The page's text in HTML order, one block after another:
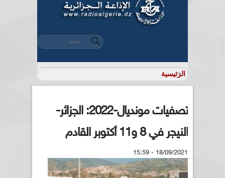
استمارة البحث
‏بحث ‏
تصفيات مونديال-2022: الجزائر-
النيجر في 8 و11 أكتوبر القادم
18/09/2021 - 15:59